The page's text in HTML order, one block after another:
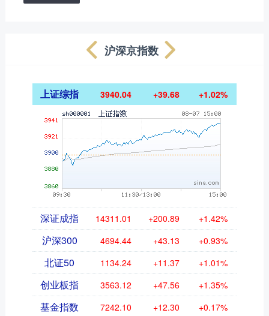
沪深京指数
上证综指 3940.04 +39.68 +1.02%
深证成指 14311.01 +200.89 +1.42%
沪深300 4694.44 +43.13 +0.93%
北证50 1134.24 +11.37 +1.01%
创业板指 3563.12 +47.56 +1.35%
基金指数 7242.10 +12.30 +0.17%